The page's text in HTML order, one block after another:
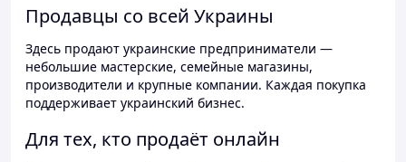
Продавцы со всей Украины
Здесь продают украинские предприниматели —
небольшие мастерские, семейные магазины,
производители и крупные компании. Каждая покупка
поддерживает украинский бизнес.
Для тех, кто продаёт онлайн